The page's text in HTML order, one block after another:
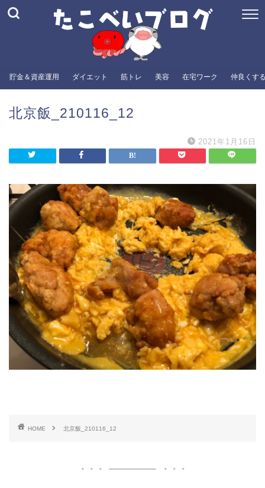
貯金＆資産運用 ダイエット 筋トレ 美容 在宅ワーク 仲良くす
北京飯_210116_12
2021年1月16日
HOME 北京飯_210116_12